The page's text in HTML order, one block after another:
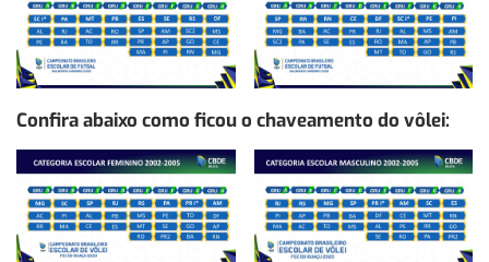
Confira abaixo como ficou o chaveamento do vôlei: